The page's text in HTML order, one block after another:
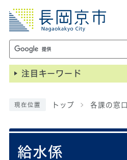
注目キーワード
現在位置 トップ 各課の窓口
給水係